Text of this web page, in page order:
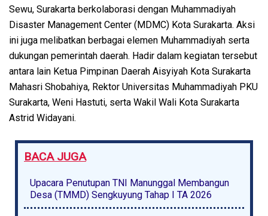
Sewu, Surakarta berkolaborasi dengan Muhammadiyah
Disaster Management Center (MDMC) Kota Surakarta. Aksi
ini juga melibatkan berbagai elemen Muhammadiyah serta
dukungan pemerintah daerah. Hadir dalam kegiatan tersebut
antara lain Ketua Pimpinan Daerah Aisyiyah Kota Surakarta
Mahasri Shobahiya, Rektor Universitas Muhammadiyah PKU
Surakarta, Weni Hastuti, serta Wakil Wali Kota Surakarta
Astrid Widayani.
BACA JUGA
Upacara Penutupan TNI Manunggal Membangun
Desa (TMMD) Sengkuyung Tahap I TA 2026